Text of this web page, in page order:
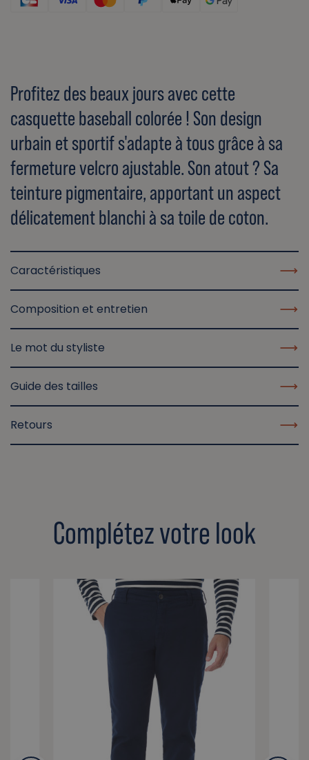
Profitez des beaux jours avec cette
casquette baseball colorée ! Son design
urbain et sportif s'adapte à tous grâce à sa
fermeture velcro ajustable. Son atout ? Sa
teinture pigmentaire, apportant un aspect
délicatement blanchi à sa toile de coton.
Caractéristiques
Composition et entretien
Le mot du styliste
Guide des tailles
Retours
Complétez votre look